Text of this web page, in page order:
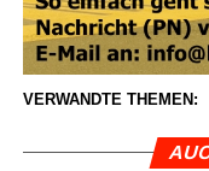
VERWANDTE THEMEN: